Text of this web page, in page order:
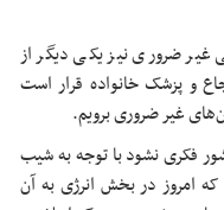
ضروری نیز یکی دیگر از
و پزشک خانواده قرار است
غیر ضروری برویم.
فکری نشود با توجه به شیب
که امروز در بخش انرژی به آن